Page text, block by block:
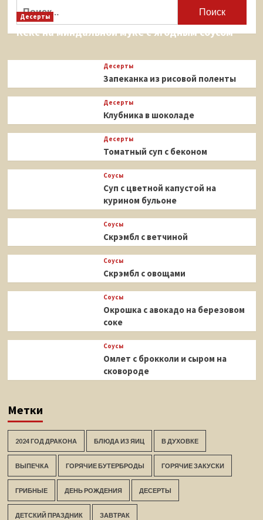
Десерты
Кекс на миндальной муке с ягодным соусом
Десерты
Запеканка из рисовой поленты
Десерты
Клубника в шоколаде
Десерты
Томатный суп с беконом
Соусы
Суп с цветной капустой на
курином бульоне
Соусы
Скрэмбл с ветчиной
Соусы
Скрэмбл с овощами
Соусы
Окрошка с авокадо на березовом
соке
Соусы
Омлет с брокколи и сыром на
сковороде
Метки
2024 ГОД ДРАКОНА БЛЮДА ИЗ ЯИЦ В ДУХОВКЕ
ВЫПЕЧКА ГОРЯЧИЕ БУТЕРБРОДЫ ГОРЯЧИЕ ЗАКУСКИ
ГРИБНЫЕ ДЕНЬ РОЖДЕНИЯ ДЕСЕРТЫ
ДЕТСКИЙ ПРАЗДНИК ЗАВТРАК